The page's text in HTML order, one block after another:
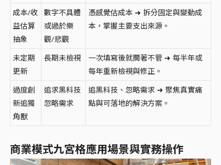
成本/收
益估算
抽象
數字不具體
或過於樂
觀/悲觀
憑感覺估成本 ➜ 拆分固定與變動成
本，掌握主要支出來源。
未定期
更新
長期未檢視
一次填寫後就擱著不管 ➜ 每半年或
每年重新檢視與修正。
過度創
新追獨
角獸
追求黑科技
忽略需求
追黑科技、忽略需求 ➜ 聚焦真實痛
點與可落地的解決方案。
商業模式九宮格應用場景與實務操作